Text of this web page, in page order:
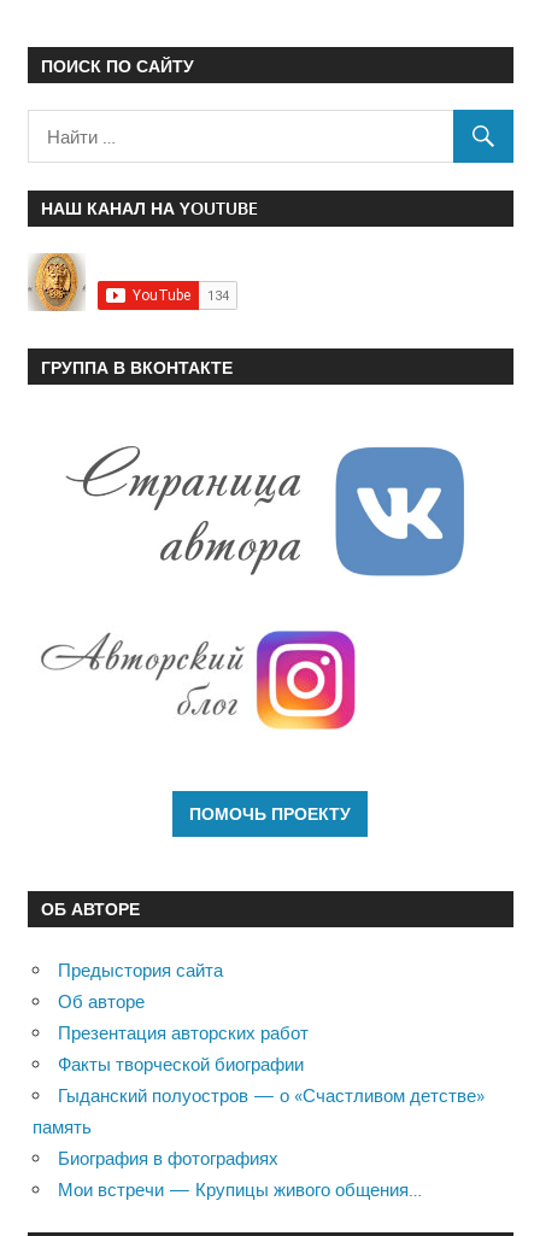
ПОИСК ПО САЙТУ
НАШ КАНАЛ НА YOUTUBE
ГРУППА В ВКОНТАКТЕ
ОБ АВТОРЕ
Предыстория сайта
Об авторе
Презентация авторских работ
Факты творческой биографии
Гыданский полуостров — о «Счастливом детстве»
память
Биография в фотографиях
Мои встречи — Крупицы живого общения…